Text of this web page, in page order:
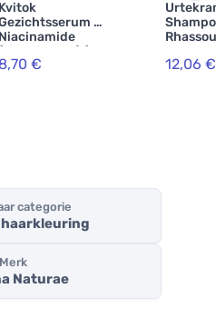
Kvitok
-
Niacinamide
(vitamine B3) (10
ml) - voor de
8,70 € 12,06 €
categorie
Merk
Naturae